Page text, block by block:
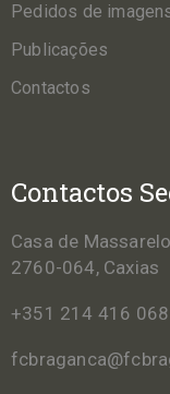
Pedidos de
Publicações
Contactos
Contactos
Casa de
2760-064, Caxias
+351 214 416 068